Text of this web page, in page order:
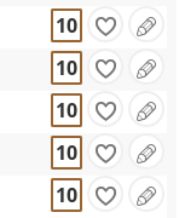
10
10
10
10
10